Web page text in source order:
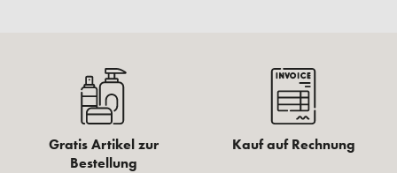
Gratis Artikel zur
Bestellung
Kauf auf Rechnung